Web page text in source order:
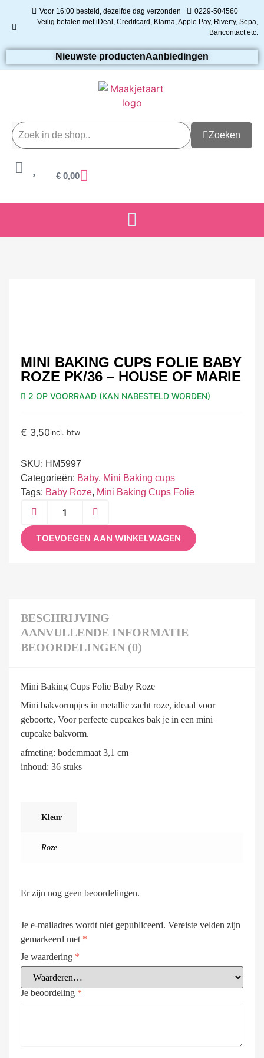
Voor 16:00 besteld, dezelfde dag verzonden
0229-504560
Veilig betalen met iDeal, Creditcard, Klarna, Apple Pay, Riverty, Sepa,
Bancontact etc.
Nieuwste productenAanbiedingen
Zoeken
€ 0,00
MINI BAKING CUPS FOLIE BABY
ROZE PK/36 – HOUSE OF MARIE
2 OP VOORRAAD (KAN NABESTELD WORDEN)
€ 3,50incl. btw
SKU: HM5997
Categorieën: Baby, Mini Baking cups
Tags: Baby Roze, Mini Baking Cups Folie
TOEVOEGEN AAN WINKELWAGEN
BESCHRIJVING
AANVULLENDE INFORMATIE
BEOORDELINGEN (0)
Mini Baking Cups Folie Baby Roze
Mini bakvormpjes in metallic zacht roze, ideaal voor
geboorte, Voor perfecte cupcakes bak je in een mini
cupcake bakvorm.
afmeting: bodemmaat 3,1 cm
inhoud: 36 stuks
Kleur
Roze
Er zijn nog geen beoordelingen.
Je e-mailadres wordt niet gepubliceerd. Vereiste velden zijn
gemarkeerd met *
Je waardering *
Je beoordeling *